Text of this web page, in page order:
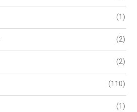
(1)
(2)
(2)
(110)
(1)